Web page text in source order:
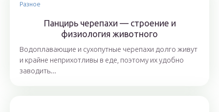
Разное
Панцирь черепахи — строение и
физиология животного
Водоплавающие и сухопутные черепахи долго живут
и крайне неприхотливы в еде, поэтому их удобно
заводить...